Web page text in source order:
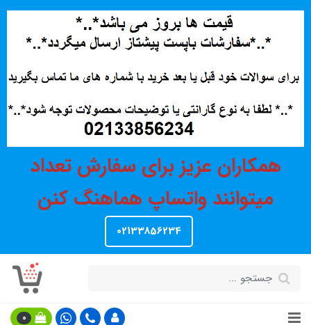
همکاران عزیز برای سفارش تعداد
میتوانند واتساپ هماهنگ کنن
02133856234
0